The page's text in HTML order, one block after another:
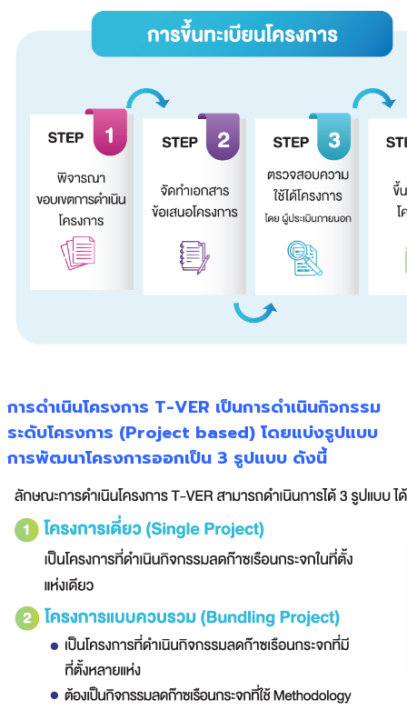
การดำเนินโครงการ T-VER เป็นการดำเนินกิจกรรม
ระดับโครงการ (Project based) โดยแบ่งรูปแบบ
การพัฒนาโครงการออกเป็น 3 รูปแบบ ดังนี้